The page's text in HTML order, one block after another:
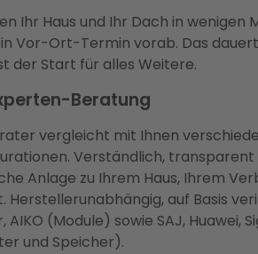
Ihr Haus und Ihr Dach in wenigen
Vor-Ort-Termin vorab. Das
der Start für alles Weitere.
Beratung
vergleicht mit Ihnen
Verständlich, transparent
Anlage zu Ihrem Haus, Ihrem
Herstellerunabhängig, auf Basis
AIKO (Module) sowie SAJ, Huawei,
und Speicher).